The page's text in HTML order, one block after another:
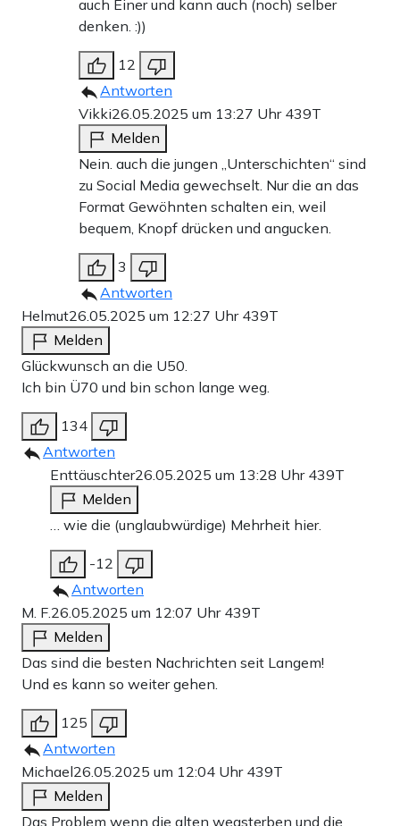
auch Einer und kann auch (noch) selber
denken. :))
12
Antworten
Vikki26.05.2025 um 13:27 Uhr 439T
Melden
Nein. auch die jungen „Unterschichten“ sind
zu Social Media gewechselt. Nur die an das
Format Gewöhnten schalten ein, weil
bequem, Knopf drücken und angucken.
3
Antworten
Helmut26.05.2025 um 12:27 Uhr 439T
Melden
Glückwunsch an die U50.
Ich bin Ü70 und bin schon lange weg.
134
Antworten
Enttäuschter26.05.2025 um 13:28 Uhr 439T
Melden
… wie die (unglaubwürdige) Mehrheit hier.
-12
Antworten
M. F. 26.05.2025 um 12:07 Uhr 439T
Melden
Das sind die besten Nachrichten seit Langem!
Und es kann so weiter gehen.
125
Antworten
Michael26.05.2025 um 12:04 Uhr 439T
Melden
Das Problem wenn die alten wegsterben und die